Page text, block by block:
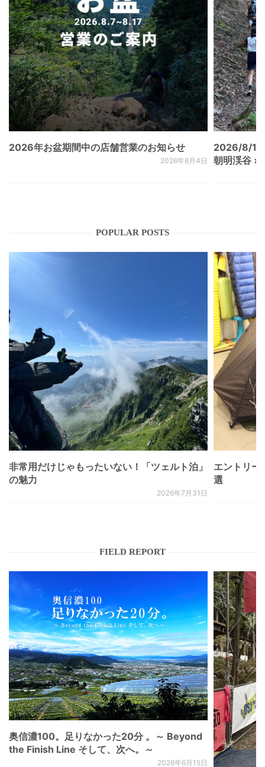
2026年お盆期間中の店舗営業のお知らせ
2026年8月4日
2026/8/
朝明渓谷 ×
POPULAR POSTS
非常用だけじゃもったいない！「ツェルト泊」
の魅力
2026年7月31日
エントリー
選
FIELD REPORT
奥信濃100。足りなかった20分 。～ Beyond
the Finish Line そして、次へ。～
2026年6月15日